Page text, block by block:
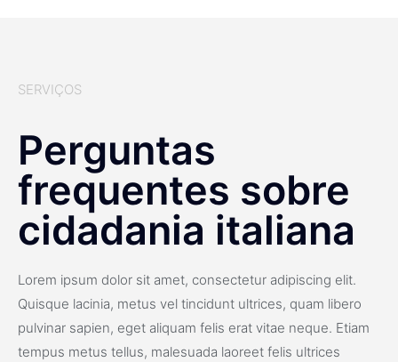
SERVIÇOS
Perguntas
frequentes sobre
cidadania italiana
Lorem ipsum dolor sit amet, consectetur adipiscing elit.
Quisque lacinia, metus vel tincidunt ultrices, quam libero
pulvinar sapien, eget aliquam felis erat vitae neque. Etiam
tempus metus tellus, malesuada laoreet felis ultrices